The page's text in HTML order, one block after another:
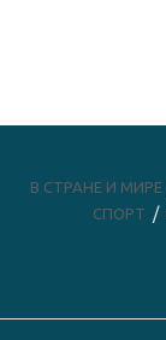
В СТРАНЕ И МИРЕ
СПОРТ